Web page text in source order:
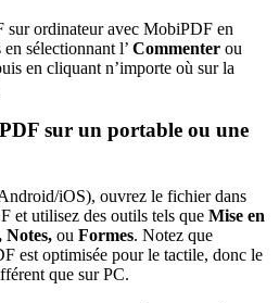
sur ordinateur avec MobiPDF en
sélectionnant l’ Commenter ou
en cliquant n’importe où sur la
sur un portable ou une
iOS), ouvrez le fichier dans
et utilisez des outils tels que Mise en
Notes, ou Formes. Notez que
est optimisée pour le tactile, donc le
que sur PC.